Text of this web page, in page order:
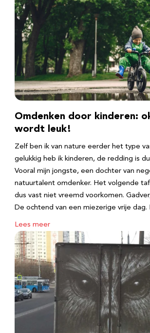
Omdenken door kinderen:
wordt leuk!
Zelf ben ik van nature eerder het type
gelukkig heb ik kinderen, de redding is
Vooral mijn jongste, een dochter van
natuurtalent omdenker. Het volgende
dus vast niet vreemd voorkomen.
De ochtend van een miezerige vrije
Lees meer